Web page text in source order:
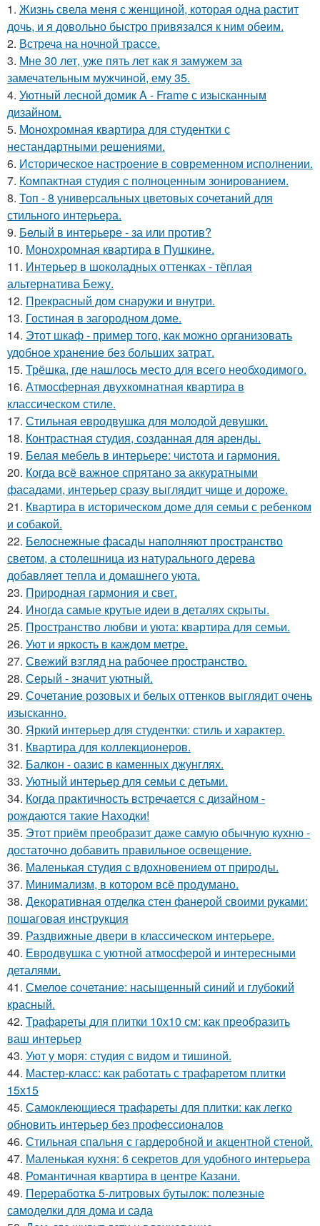
1. Жизнь свела меня с женщиной, которая одна растит
дочь, и я довольно быстро привязался к ним обеим.
2. Встреча на ночной трассе.
3. Мне 30 лет, уже пять лет как я замужем за
замечательным мужчиной, ему 35.
4. Уютный лесной домик A - Frame с изысканным
дизайном.
5. Монохромная квартира для студентки с
нестандартными решениями.
6. Историческое настроение в современном исполнении.
7. Компактная студия с полноценным зонированием.
8. Топ - 8 универсальных цветовых сочетаний для
стильного интерьера.
9. Белый в интерьере - за или против?
10. Монохромная квартира в Пушкине.
11. Интерьер в шоколадных оттенках - тёплая
альтернатива Бежу.
12. Прекрасный дом снаружи и внутри.
13. Гостиная в загородном доме.
14. Этот шкаф - пример того, как можно организовать
удобное хранение без больших затрат.
15. Трёшка, где нашлось место для всего необходимого.
16. Атмосферная двухкомнатная квартира в
классическом стиле.
17. Стильная евродвушка для молодой девушки.
18. Контрастная студия, созданная для аренды.
19. Белая мебель в интерьере: чистота и гармония.
20. Когда всё важное спрятано за аккуратными
фасадами, интерьер сразу выглядит чище и дороже.
21. Квартира в историческом доме для семьи с ребенком
и собакой.
22. Белоснежные фасады наполняют пространство
светом, а столешница из натурального дерева
добавляет тепла и домашнего уюта.
23. Природная гармония и свет.
24. Иногда самые крутые идеи в деталях скрыты.
25. Пространство любви и уюта: квартира для семьи.
26. Уют и яркость в каждом метре.
27. Свежий взгляд на рабочее пространство.
28. Серый - значит уютный.
29. Сочетание розовых и белых оттенков выглядит очень
изысканно.
30. Яркий интерьер для студентки: стиль и характер.
31. Квартира для коллекционеров.
32. Балкон - оазис в каменных джунглях.
33. Уютный интерьер для семьи с детьми.
34. Когда практичность встречается с дизайном -
рождаются такие Находки!
35. Этот приём преобразит даже самую обычную кухню -
достаточно добавить правильное освещение.
36. Маленькая студия с вдохновением от природы.
37. Минимализм, в котором всё продумано.
38. Декоративная отделка стен фанерой своими руками:
пошаговая инструкция
39. Раздвижные двери в классическом интерьере.
40. Евродвушка с уютной атмосферой и интересными
деталями.
41. Смелое сочетание: насыщенный синий и глубокий
красный.
42. Трафареты для плитки 10х10 см: как преобразить
ваш интерьер
43. Уют у моря: студия с видом и тишиной.
44. Мастер-класс: как работать с трафаретом плитки
15х15
45. Самоклеющиеся трафареты для плитки: как легко
обновить интерьер без профессионалов
46. Стильная спальня с гардеробной и акцентной стеной.
47. Маленькая кухня: 6 секретов для удобного интерьера
48. Романтичная квартира в центре Казани.
49. Переработка 5-литровых бутылок: полезные
самоделки для дома и сада